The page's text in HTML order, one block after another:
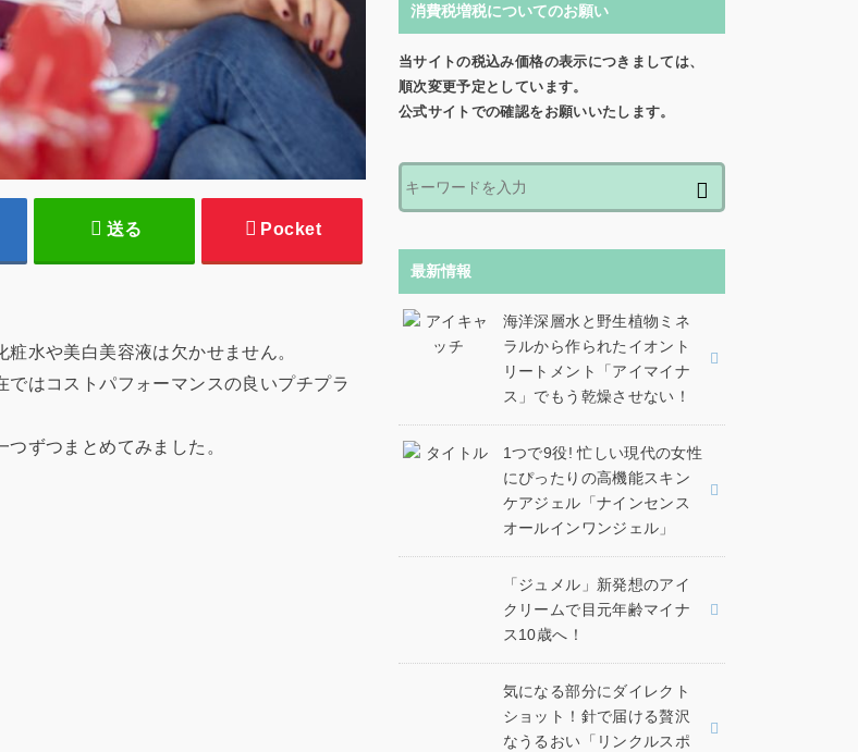
送る Pocket
水や美白美容液は欠かせません。
はコストパフォーマンスの良いプチプラ
つずつまとめてみました。
消費税増税についてのお願い
当サイトの税込み価格の表示につきましては、
順次変更予定としています。
公式サイトでの確認をお願いいたします。
最新情報
海洋深層水と野生植物ミネ
ラルから作られたイオント
リートメント「アイマイナ
ス」でもう乾燥させない！
1つで9役! 忙しい現代の女性
にぴったりの高機能スキン
ケアジェル「ナインセンス
オールインワンジェル」
「ジュメル」新発想のアイ
クリームで目元年齢マイナ
ス10歳へ！
気になる部分にダイレクト
ショット！針で届ける贅沢
なうるおい「リンクルスポ